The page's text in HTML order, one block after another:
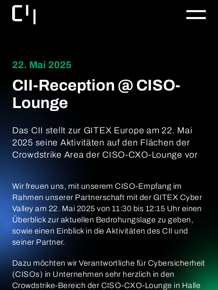
22. Mai 2025
CII-Reception @ CISO-
Lounge
Das CII stellt zur GITEX Europe am 22. Mai
2025 seine Aktivitäten auf den Flächen der
Crowdstrike Area der CISO-CXO-Lounge vor
Wir freuen uns, mit unserem CISO-Empfang im
Rahmen unserer Partnerschaft mit der GITEX Cyber
Valley am 22. Mai 2025 von 11:30 bis 12:15 Uhr einen
Überblick zur aktuellen Bedrohungslage zu geben,
sowie einen Einblick in die Aktivitäten des CII und
seiner Partner.
Dazu möchten wir Verantwortliche für Cybersicherheit
(CISOs) in Unternehmen sehr herzlich in den
Crowdstrike-Bereich der CISO-CXO-Lounge in Halle